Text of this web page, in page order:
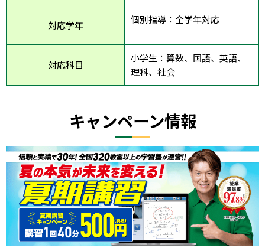
対応学年 個別指導：全学年対応
対応科目
小学生：算数、国語、英語、
理科、社会
キャンペーン情報